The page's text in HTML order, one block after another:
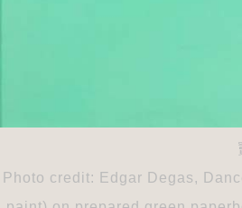
Photo credit: Edgar Degas,